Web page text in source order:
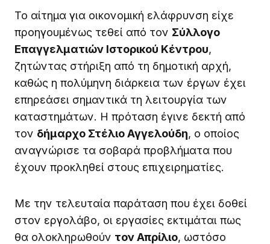
Το αίτημα για οικονομική ελάφρυνση είχε
προηγουμένως τεθεί από τον Σύλλογο
Επαγγελματιών Ιστορικού Κέντρου,
ζητώντας στήριξη από τη δημοτική αρχή,
καθώς η πολύμηνη διάρκεια των έργων έχει
επηρεάσει σημαντικά τη λειτουργία των
καταστημάτων. Η πρόταση έγινε δεκτή από
τον δήμαρχο Στέλιο Αγγελούδη, ο οποίος
αναγνώρισε τα σοβαρά προβλήματα που
έχουν προκληθεί στους επιχειρηματίες.
Με την τελευταία παράταση που έχει δοθεί
στον εργολάβο, οι εργασίες εκτιμάται πως
θα ολοκληρωθούν τον Απρίλιο, ωστόσο